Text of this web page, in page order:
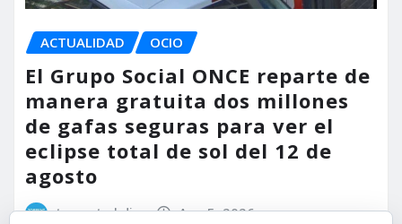
ACTUALIDAD OCIO
El Grupo Social ONCE reparte de
manera gratuita dos millones
de gafas seguras para ver el
eclipse total de sol del 12 de
agosto
torrent al dia Ago 5, 2026